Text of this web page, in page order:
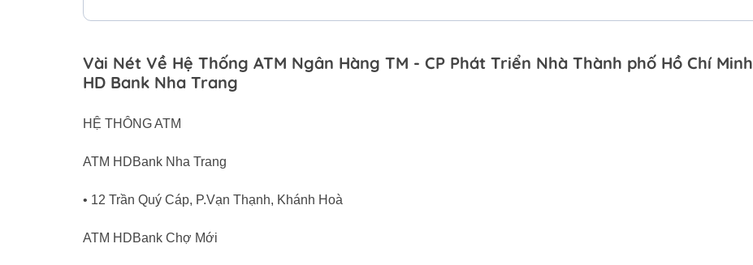
Vài Nét Về Hệ Thống ATM Ngân Hàng TM - CP Phát Triển Nhà Thành phố Hồ Chí Minh
HD Bank Nha Trang
HỆ THÔNG ATM
ATM HDBank Nha Trang
• 12 Trần Quý Cáp, P.Vạn Thạnh, Khánh Hoà
ATM HDBank Chợ Mới